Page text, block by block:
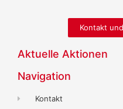
Kontakt
Aktuelle Aktionen
Navigation
Kontakt